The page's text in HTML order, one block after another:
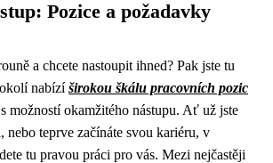
Pozice a požadavky
a chcete nastoupit ihned? Pak jste tu
nabízíširokou škálu pracovních pozic
možností okamžitého nástupu. Ať už jste
nebo teprve začínáte svou kariéru, v
tu pravou práci pro vás. Mezi nejčastěji